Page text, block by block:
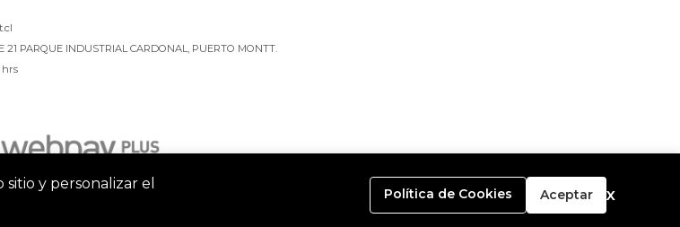
21 PARQUE INDUSTRIAL CARDONAL, PUERTO MONTT.
hrs
y personalizar el
Política de Cookies Aceptar x